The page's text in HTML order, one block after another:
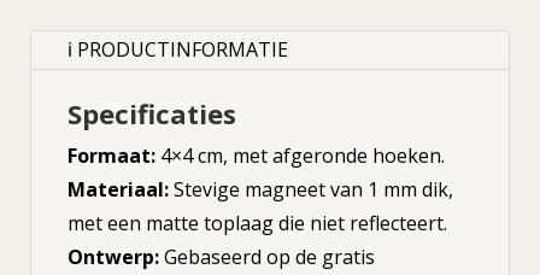
ℹ PRODUCTINFORMATIE
Specificaties
Formaat: 4×4 cm, met afgeronde hoeken.
Materiaal:Stevige magneet van 1 mm dik,
met een matte toplaag die niet reflecteert.
Ontwerp:Gebaseerd op de gratis